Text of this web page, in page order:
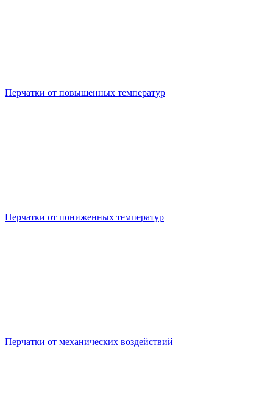
Перчатки от повышенных температур
Перчатки от пониженных температур
Перчатки от механических воздействий